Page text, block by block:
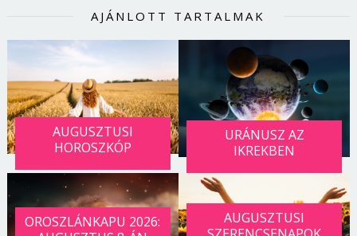
AJÁNLOTT TARTALMAK
AUGUSZTUSI
HOROSZKÓP
URÁNUSZ AZ
IKREKBEN
OROSZLÁNKAPU 2026:
AUGUSZTUSI